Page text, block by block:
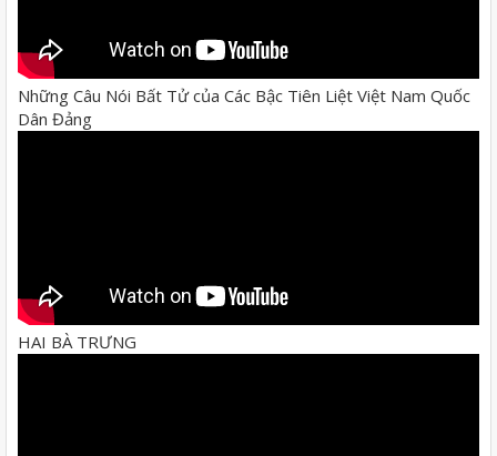
Những Câu Nói Bất Tử của Các Bậc Tiên Liệt Việt Nam Quốc
Dân Đảng
HAI BÀ TRƯNG